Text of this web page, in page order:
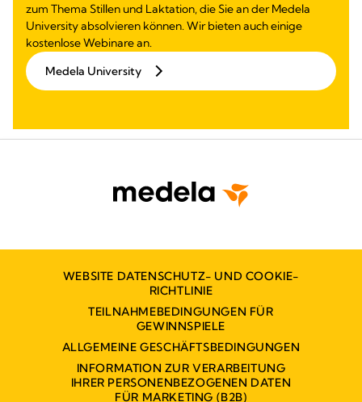
zum Thema Stillen und Laktation, die Sie an der Medela
University absolvieren können. Wir bieten auch einige
kostenlose Webinare an.
Medela University
WEBSITE DATENSCHUTZ- UND COOKIE-
RICHTLINIE
TEILNAHMEBEDINGUNGEN FÜR
GEWINNSPIELE
ALLGEMEINE GESCHÄFTSBEDINGUNGEN
INFORMATION ZUR VERARBEITUNG
IHRER PERSONENBEZOGENEN DATEN
FÜR MARKETING (B2B)